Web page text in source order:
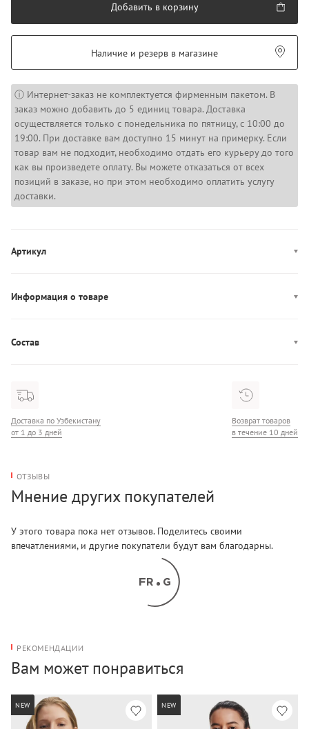
Добавить в корзину
Наличие и резерв в магазине
ⓘ Интернет-заказ не комплектуется фирменным пакетом. В
заказ можно добавить до 5 единиц товара. Доставка
осуществляется только с понедельника по пятницу, с 10:00 до
19:00. При доставке вам доступно 15 минут на примерку. Если
товар вам не подходит, необходимо отдать его курьеру до того
как вы произведете оплату. Вы можете отказаться от всех
позиций в заказе, но при этом необходимо оплатить услугу
доставки.
Артикул
Информация о товаре
Состав
Доставка по Узбекистану
от 1 до 3 дней
Возврат товаров
в течение 10 дней
ОТЗЫВЫ
Мнение других покупателей
У этого товара пока нет отзывов. Поделитесь своими
впечатлениями, и другие покупатели будут вам благодарны.
РЕКОМЕНДАЦИИ
Вам может понравиться
NEW NEW